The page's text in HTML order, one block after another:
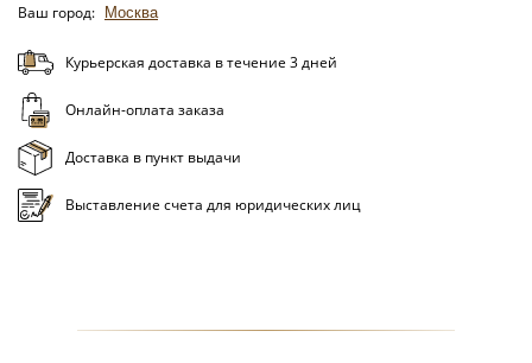
Ваш город: Москва
Курьерская доставка в течение 3 дней
Онлайн-оплата заказа
Доставка в пункт выдачи
Выставление счета для юридических лиц